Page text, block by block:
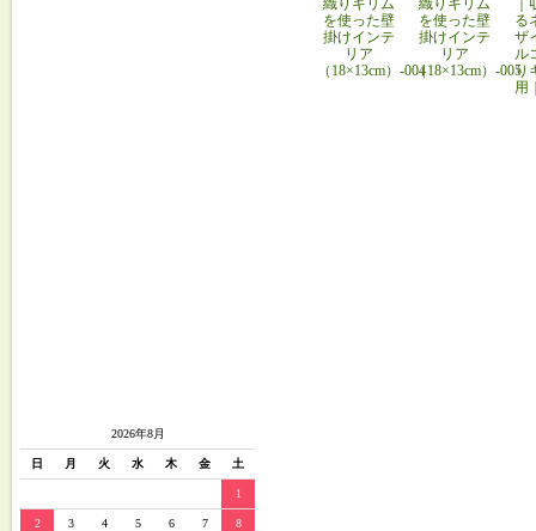
2026年8月
日 月 火 水 木 金 土
1
2 3 4 5 6 7 8
を使った壁
掛けインテ
リア
（18×13cm）-004
を使った壁
掛けインテ
リア
（18×13cm）-005
る
ザ
ル
り
用